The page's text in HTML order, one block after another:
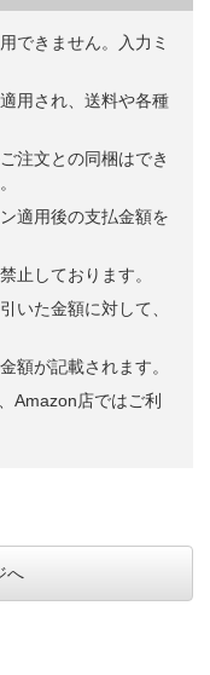
できません。入力ミ
用され、送料や各種
注文との同梱はでき
適用後の支払金額を
止しております。
いた金額に対して、
額が記載されます。
Amazon店ではご利
へ